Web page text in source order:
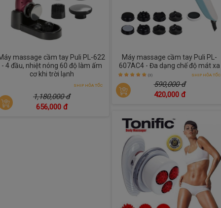
massage cầm tay Puli PL-622
- 4 đầu, nhiệt nóng 60 độ làm ấm
cơ khi trời lạnh
SHIP HỎA TỐC
1,180,000 đ
656,000 đ
Máy massage cầm tay Puli PL-
607AC4 - Đa dạng chế độ mát xa
(3) SHIP HỎA TỐC
590,000 đ
420,000 đ